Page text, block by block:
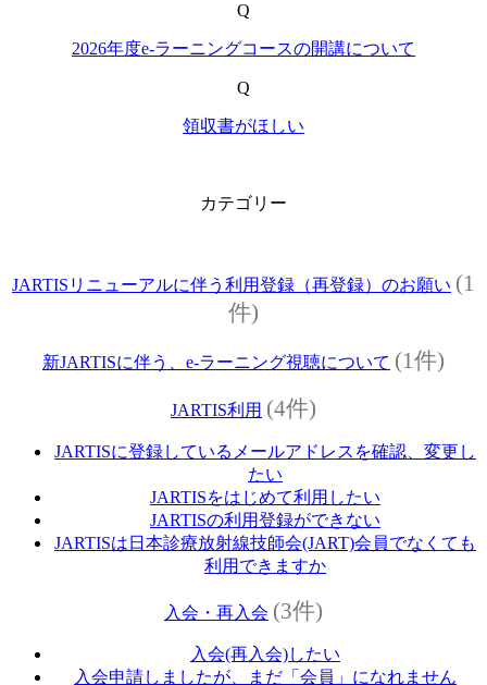
Q
2026年度e‐ラーニングコースの開講について
Q
領収書がほしい
カテゴリー
JARTISリニューアルに伴う利用登録（再登録）のお願い (1
件)
新JARTISに伴う、e-ラーニング視聴について (1件)
JARTIS利用 (4件)
JARTISに登録しているメールアドレスを確認、変更し
たい
JARTISをはじめて利用したい
JARTISの利用登録ができない
JARTISは日本診療放射線技師会(JART)会員でなくても
利用できますか
入会・再入会 (3件)
入会(再入会)したい
入会申請しましたが、まだ「会員」になれません